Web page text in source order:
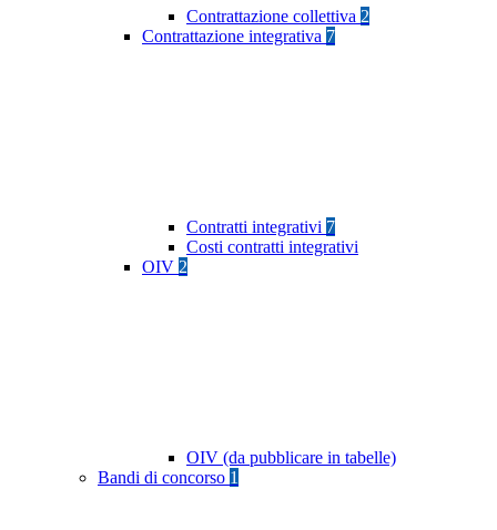
Contrattazione collettiva 2
Contrattazione integrativa 7
Contratti integrativi 7
Costi contratti integrativi
OIV 2
OIV (da pubblicare in tabelle)
Bandi di concorso 1